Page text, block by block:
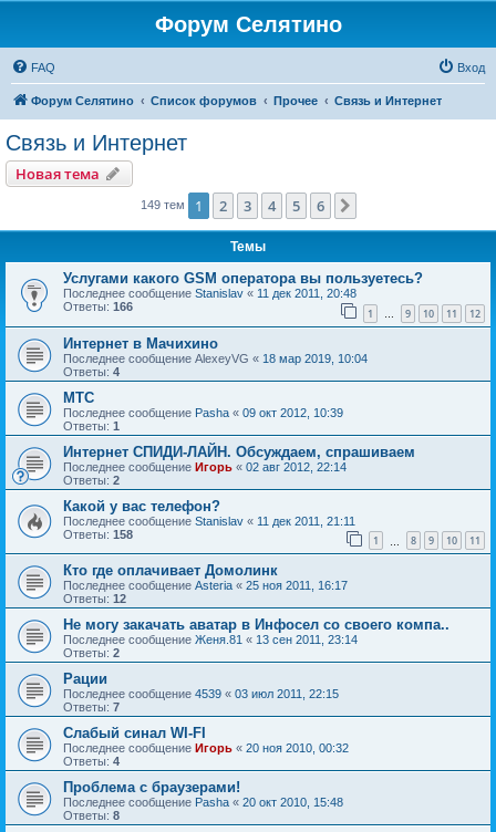
Форум Селятино
FAQ Вход
Форум Селятино Список форумов Прочее Связь и Интернет
Связь и Интернет
Новая тема
149 тем 1 2 3 4 5 6
Темы
Услугами какого GSM оператора вы пользуетесь?
Последнее сообщение Stanislav « 11 дек 2011, 20:48
Ответы: 166 1 … 9 10 11 12
Интернет в Мачихино
Последнее сообщение AlexeyVG « 18 мар 2019, 10:04
Ответы: 4
МТС
Последнее сообщение Pasha « 09 окт 2012, 10:39
Ответы: 1
Интернет СПИДИ-ЛАЙН. Обсуждаем, спрашиваем
Последнее сообщение Игорь « 02 авг 2012, 22:14
Ответы: 2
Какой у вас телефон?
Последнее сообщение Stanislav « 11 дек 2011, 21:11
Ответы: 158 1 8 9 10 11
Кто где оплачивает Домолинк
Последнее сообщение Asteria « 25 ноя 2011, 16:17
Ответы: 12
Не могу закачать аватар в Инфосел со своего компа..
Последнее сообщение Женя.81 « 13 сен 2011, 23:14
Ответы: 2
Рации
Последнее сообщение 4539 « 03 июл 2011, 22:15
Ответы: 7
Слабый синал WI-FI
Последнее сообщение Игорь « 20 ноя 2010, 00:32
Ответы: 4
Проблема с браузерами!
Последнее сообщение Pasha « 20 окт 2010, 15:48
Ответы: 8